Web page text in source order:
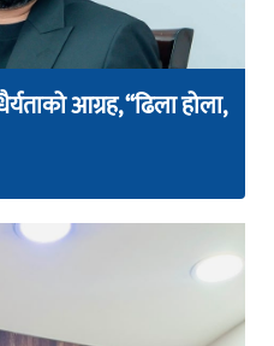
आग्रह, “ढिला होला,